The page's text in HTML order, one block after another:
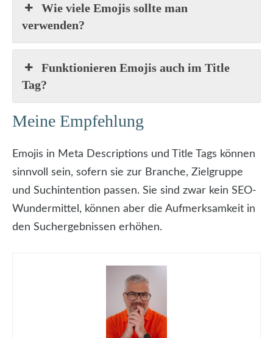
Wie viele Emojis sollte man
verwenden?
Funktionieren Emojis auch im Title
Tag?
Meine Empfehlung
Emojis in Meta Descriptions und Title Tags können
sinnvoll sein, sofern sie zur Branche, Zielgruppe
und Suchintention passen. Sie sind zwar kein SEO-
Wundermittel, können aber die Aufmerksamkeit in
den Suchergebnissen erhöhen.